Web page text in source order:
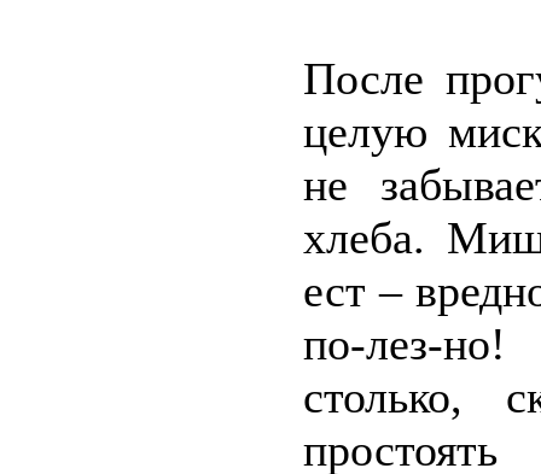
После
целую
не
хлеба.
ест –
по-лез-
столько,